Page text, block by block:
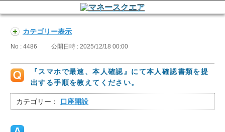
カテゴリー表示
No : 4486 公開日時 : 2025/12/18 00:00
『スマホで最速、本人確認』にて本人確認書類を提
出する手順を教えてください。
カテゴリー： 口座開設